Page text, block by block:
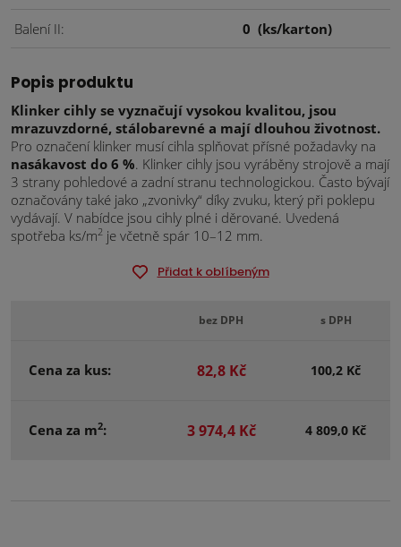
Balení II 0 (ks/karton)
Popis produktu
Klinker cihly se vyznačují vysokou kvalitou, jsou
mrazuvzdorné, stálobarevné a mají dlouhou životnost.
Pro označení klinker musí cihla splňovat přísné požadavky na
nasákavost do 6 %. Klinker cihly jsou vyráběny strojově a mají
3 strany pohledové a zadní stranu technologickou. Často bývají
označovány také jako „zvonivky“ díky zvuku, který při poklepu
vydávají. V nabídce jsou cihly plné i děrované. Uvedená
spotřeba ks/m2 je včetně spár 10–12 mm.
Přidat k oblíbeným
bez DPH s DPH
Cena za kus: 82,8 Kč 100,2 Kč
Cena za m2: 3 974,4 Kč 4 809,0 Kč